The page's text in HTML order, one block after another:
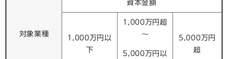
対象業種
資本金額
1,000万円以
下
1,000万円超
～
5,000万円以
5,000万円
超